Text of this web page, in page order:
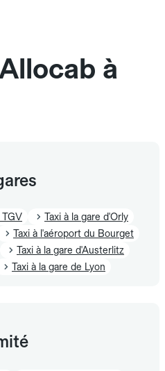
à
TGV
Taxi à la gare d'Orly
Taxi à l'aéroport du Bourget
Taxi à la gare d'Austerlitz
Taxi à la gare de Lyon